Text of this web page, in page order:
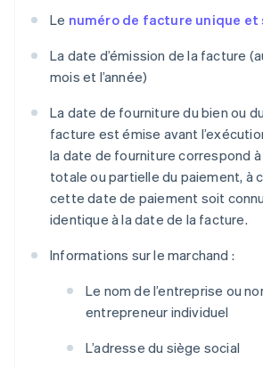
Le numéro de facture unique
La date d’émission de la facture
mois et l’année)
La date de fourniture du bien ou
facture est émise avant
la date de fourniture correspond
totale ou partielle du paiement, à
cette date de paiement soit
identique à la date de la facture.
Informations sur le marchand :
Le nom de l’entreprise ou
entrepreneur individuel
L’adresse du siège social